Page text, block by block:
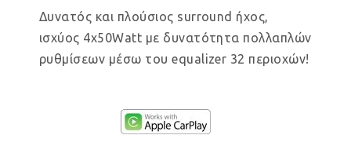
Δυνατός και πλούσιος surround ήχος,
ισχύος 4x50Watt με δυνατότητα πολλαπλών
ρυθμίσεων μέσω του equalizer 32 περιοχών!